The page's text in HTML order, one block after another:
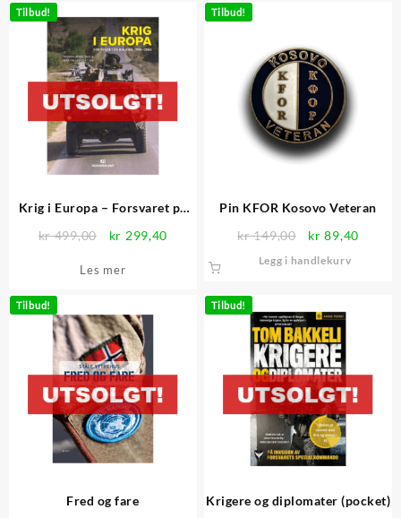
Tilbud!
Krig i Europa – Forsvaret på
kr499,00
Opprinnelig
var:
kr 299,40
Les mer
Tilbud!
Pin KFOR Kosovo Veteran
kr149,00
Opprinnelig
pris
kr 89,40
Legg i handlekurv
Tilbud!
Fred og fare
Tilbud!
Krigere og diplomater (pocket)